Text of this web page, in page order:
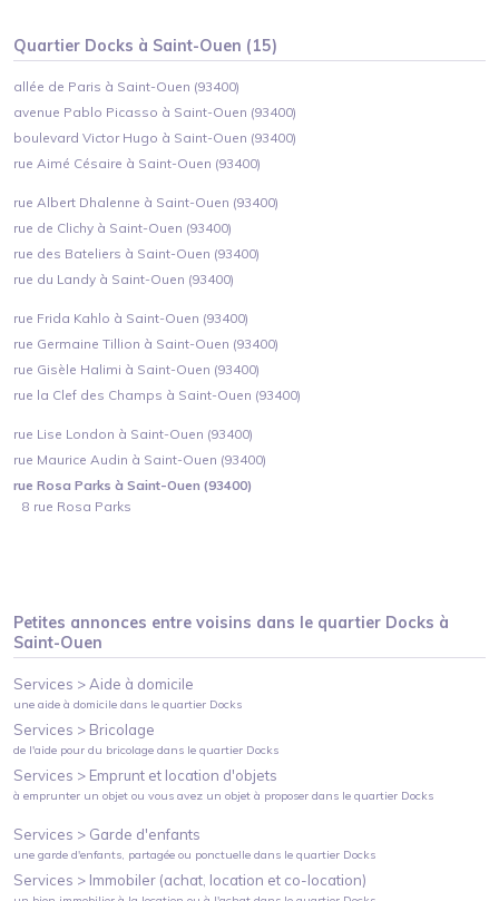
Quartier Docks à Saint-Ouen (15)
allée de Paris à Saint-Ouen (93400)
avenue Pablo Picasso à Saint-Ouen (93400)
boulevard Victor Hugo à Saint-Ouen (93400)
rue Aimé Césaire à Saint-Ouen (93400)
rue Albert Dhalenne à Saint-Ouen (93400)
rue de Clichy à Saint-Ouen (93400)
rue des Bateliers à Saint-Ouen (93400)
rue du Landy à Saint-Ouen (93400)
rue Frida Kahlo à Saint-Ouen (93400)
rue Germaine Tillion à Saint-Ouen (93400)
rue Gisèle Halimi à Saint-Ouen (93400)
rue la Clef des Champs à Saint-Ouen (93400)
rue Lise London à Saint-Ouen (93400)
rue Maurice Audin à Saint-Ouen (93400)
rue Rosa Parks à Saint-Ouen (93400)
8 rue Rosa Parks
Petites annonces entre voisins dans le quartier Docks à
Saint-Ouen
Services >Aide à domicile
une aide à domicile dans le quartier Docks
Services > Bricolage
de l'aide pour du bricolage dans le quartier Docks
Services > Emprunt et location d'objets
à emprunter un objet ou vous avez un objet à proposer dans le quartier Docks
Services > Garde d'enfants
une garde d'enfants, partagée ou ponctuelle dans le quartier Docks
Services > Immobiler (achat, location et co-location)